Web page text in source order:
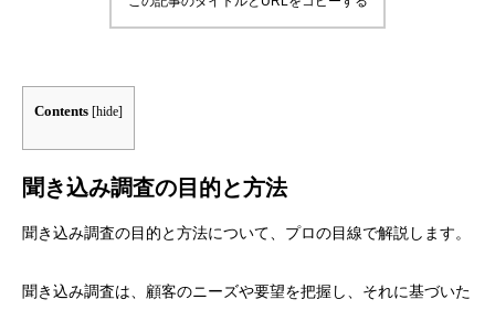
Contents [hide]
聞き込み調査の目的と方法
聞き込み調査の目的と方法について、プロの目線で解説します。
聞き込み調査は、顧客のニーズや要望を把握し、それに基づいた